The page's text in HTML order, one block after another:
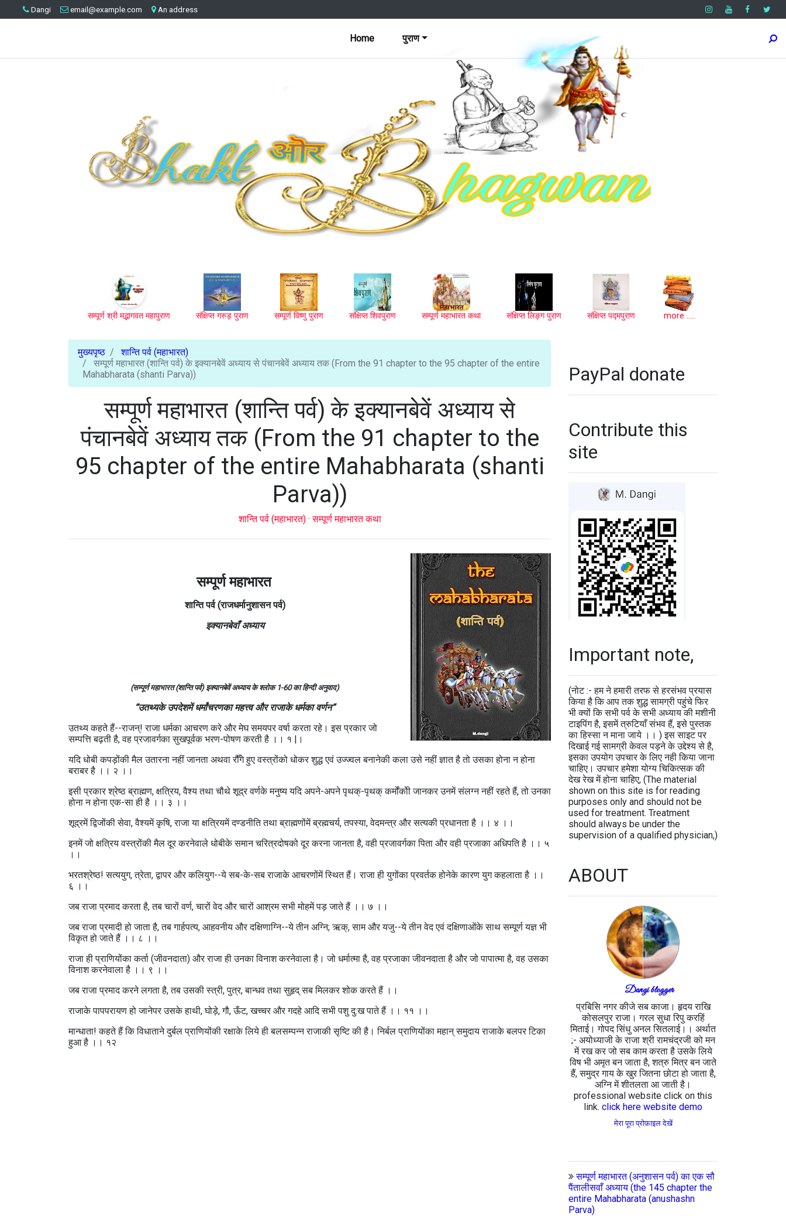
Dangi email@example.com An address
Home पुराण
सम्पूर्ण श्री मद्भागवत महापुराण संक्षिप्त गरुड़ पुराण सम्पूर्ण विष्णु पुराण संक्षिप्त शिवपुराण सम्पूर्ण महाभारत कथा संक्षिप्त लिङ्ग पुराण संक्षिप्त पद्मपुराण more .....
मुख्यपृष्ठ
शान्ति पर्व (महाभारत)
सम्पूर्ण महाभारत (शान्ति पर्व) के इक्यानबेवें अध्याय से पंचानबेवें अध्याय तक (From the 91 chapter to the 95 chapter of the entire
Mahabharata (shanti Parva))
सम्पूर्ण महाभारत (शान्ति पर्व) के इक्यानबेवें अध्याय से
पंचानबेवें अध्याय तक (From the 91 chapter to the
95 chapter of the entire Mahabharata (shanti
Parva))
शान्ति पर्व (महाभारत) ·सम्पूर्ण महाभारत कथा
सम्पूर्ण महाभारत
शान्ति पर्व (राजधर्मानुशासन पर्व)
इक्यानबेवाँ अध्याय
(सम्पूर्ण महाभारत (शान्ति पर्व) इक्यानबेवें अध्याय के श्लोक 1-60 का हिन्दी अनुवाद)
“उतथ्यके उपदेशमें धर्मांचरणका महत्त्व और राजाके धर्मका वर्णन”
उतथ्य कहते हैं--राजन्‌! राजा धर्मका आचरण करे और मेघ समयपर वर्षा करता रहे। इस प्रकार जो
सम्पत्ति बढ़ती है, वह प्रजावर्गका सुखपूर्वक भरण-पोषण करती है ।। १ |।
यदि धोबी कपड़ोंकी मैल उतारना नहीं जानता अथवा रौँगे हुए वस्त्रोंको धोकर शुद्ध एवं उज्ज्वल बनानेकी कला उसे नहीं ज्ञात है तो उसका होना न होना
बराबर है ।। २ ।।
इसी प्रकार श्रेष्ठ ब्राह्मण, क्षत्रिय, वैश्य तथा चौथे शूद्र वर्णके मनुष्य यदि अपने-अपने पृथक्‌-पृथक्‌ कर्मोंकोी जानकर उनमें संलग्न नहीं रहते हैं, तो उनका
होना न होना एक-सा ही है ।। ३ ।।
शूद्रमें द्विजोंकी सेवा, वैश्यमें कृषि, राजा या क्षत्रियमें दण्डनीति तथा ब्राह्मणोंमें ब्रह्मचर्य, तपस्या, वेदमन्त्र और सत्यकी प्रधानता है ।। ४ ।।
इनमें जो क्षत्रिय वस्त्रोंकी मैल दूर करनेवाले धोबीके समान चरित्रदोषको दूर करना जानता है, वही प्रजावर्गका पिता और वही प्रजाका अधिपति है ।। ५
।।
भरतश्रेष्ठ! सत्ययुग, त्रेता, द्वापर और कलियुग--ये सब-के-सब राजाके आचरणोंमें स्थित हैं। राजा ही युगोंका प्रवर्तक होनेके कारण युग कहलाता है ।।
६ ।।
जब राजा प्रमाद करता है, तब चारों वर्ण, चारों वेद और चारों आश्रम सभी मोहमें पड़ जाते हैं ।। ७ ।।
जब राजा प्रमादी हो जाता है, तब गार्हपत्य, आहवनीय और दक्षिणाग्नि--ये तीन अग्नि; ऋक्‌, साम और यजु--ये तीन वेद एवं दक्षिणाओंके साथ सम्पूर्ण यज्ञ भी
विकृत हो जाते हैं ।। ८ ।।
राजा ही प्राणियोंका कर्ता (जीवनदाता) और राजा ही उनका विनाश करनेवाला है। जो धर्मात्मा है, वह प्रजाका जीवनदाता है और जो पापात्मा है, वह उसका
विनाश करनेवाला है ।। ९ ।।
जब राजा प्रमाद करने लगता है, तब उसकी स्त्री, पुत्र, बान्धव तथा सुहृद् सब मिलकर शोक करते हैं ।।
राजाके पापपरायण हो जानेपर उसके हाथी, घोड़े, गौ, ऊँट, खच्चर और गदहे आदि सभी पशु दु:ख पाते हैं ।। ११ ।।
मान्धाता! कहते हैं कि विधाताने दुर्बल प्राणियोंकी रक्षाके लिये ही बलसम्पन्न राजाकी सृष्टि की है। निर्बल प्राणियोंका महान्‌ समुदाय राजाके बलपर टिका
हुआ है ।। १२
PayPal donate
Contribute this
site
Important note,
(नोट :- हम ने हमारी तरफ से हरसंभव प्रयास
किया है कि आप तक शुद्ध सामग्री पहुंचे फिर
भी क्यों कि सभी पर्व के सभी अध्याय की मशीनी
टाइपिंग है, इसमें त्रुटियाँ संभव हैं, इसे पुस्तक
का हिस्सा न माना जाये ।। ) इस साइट पर
दिखाई गई सामग्री केवल पड़ने के उद्देश्य से है,
इसका उपयोग उपचार के लिए नही किया जाना
चाहिए। उपचार हमेशा योग्य चिकित्सक की
देख रेख में होना चाहिए, (The material
shown on this site is for reading
purposes only and should not be
used for treatment. Treatment
should always be under the
supervision of a qualified physician,)
ABOUT
Dangi blogger
प्रबिसि नगर कीजे सब काजा। हृदय राखि
कोसलपुर राजा। गरल सुधा रिपु करहिं
मिताई। गोपद सिंधु अनल सितलाई।। अर्थात
;- अयोध्याजी के राजा श्री रामचंद्रजी को मन
में रख कर जो सब काम करता है उसके लिये
विष भी अमृत बन जाता है, शत्रु मित्र बन जाते
हैं, समुद्र गाय के खुर जितना छोटा हो जाता है,
अग्नि में शीतलता आ जाती है।
professional website click on this
link. click here website demo
मेरा पूरा प्रोफ़ाइल देखें
सम्पूर्ण महाभारत (अनुशासन पर्व) का एक सौ
पैंतालीसवाँ अध्याय (the 145 chapter the
entire Mahabharata (anushashn
Parva)